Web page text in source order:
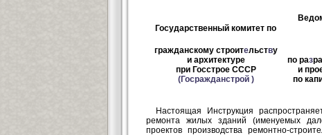
Государственный комитет по
гражданскому строительству
и архитектуре
при Госстрое СССР
(Госражданстрой )
по раз
и
по
Настоящая Инструкция
ремонта жилых зданий (именуемых
проектов производства ремонтно-